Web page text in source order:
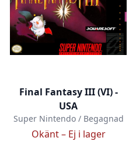
Final Fantasy III (VI) -
USA
Super Nintendo / Begagnad
Okänt – Ej i lager